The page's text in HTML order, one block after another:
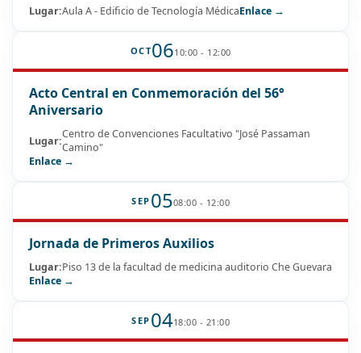
Lugar:Aula A - Edificio de Tecnología MédicaEnlace →
OCT0610:00 - 12:00
Acto Central en Conmemoración del 56°
Aniversario
Lugar:Centro de Convenciones Facultativo "José Passaman
Camino"
Enlace →
SEP 0508:00 - 12:00
Jornada de Primeros Auxilios
Lugar:Piso 13 de la facultad de medicina auditorio Che Guevara
Enlace →
SEP 0418:00 - 21:00